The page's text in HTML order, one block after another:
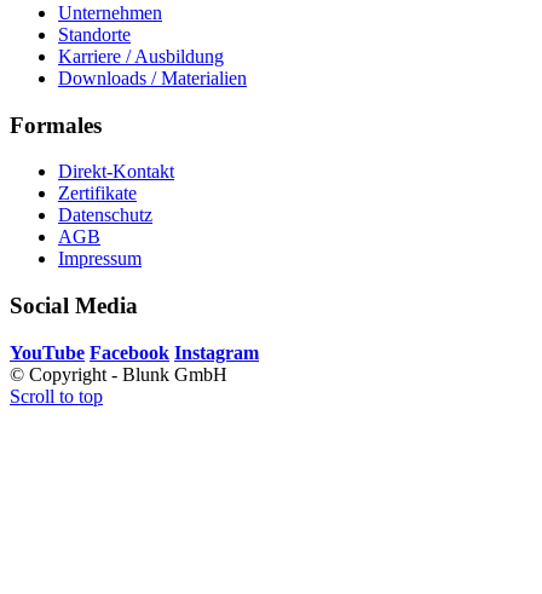
Unternehmen
Standorte
Karriere / Ausbildung
Downloads / Materialien
Formales
Direkt-Kontakt
Zertifikate
Datenschutz
AGB
Impressum
Social Media
YouTube Facebook Instagram
© Copyright - Blunk GmbH
Scroll to top